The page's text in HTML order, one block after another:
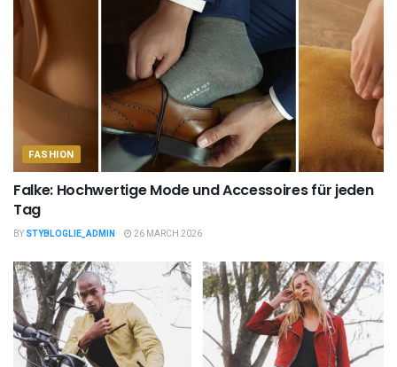
FASHION
Falke: Hochwertige Mode und Accessoires für jeden
Tag
BY STYBLOGLIE_ADMIN 26 MARCH 2026